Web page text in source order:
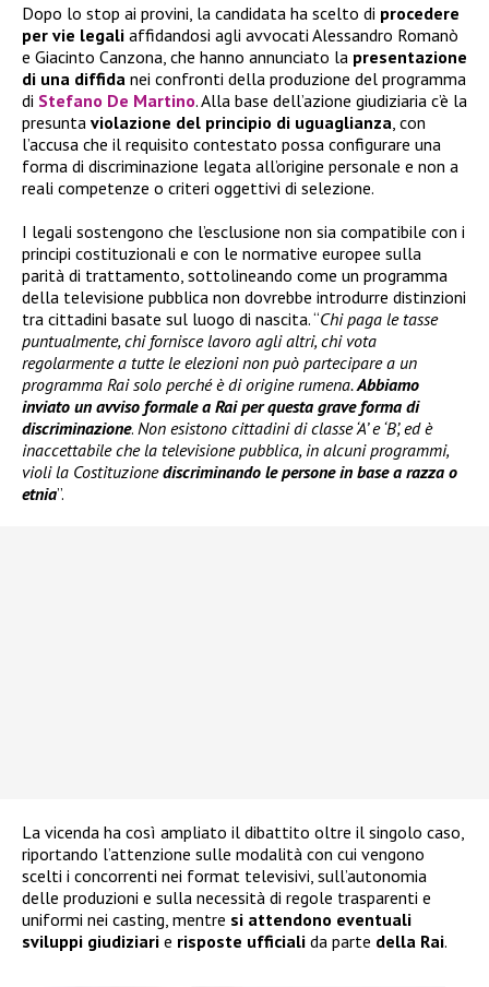
Dopo lo stop ai provini, la candidata ha scelto di procedere
per vie legali affidandosi agli avvocati Alessandro Romanò
e Giacinto Canzona, che hanno annunciato la presentazione
di una diffida nei confronti della produzione del programma
di Stefano De Martino. Alla base dell’azione giudiziaria c’è la
presunta violazione del principio di uguaglianza , con
l’accusa che il requisito contestato possa configurare una
forma di discriminazione legata all’origine personale e non a
reali competenze o criteri oggettivi di selezione.
I legali sostengono che l’esclusione non sia compatibile con i
principi costituzionali e con le normative europee sulla
parità di trattamento, sottolineando come un programma
della televisione pubblica non dovrebbe introdurre distinzioni
tra cittadini basate sul luogo di nascita. “Chi paga le tasse
puntualmente, chi fornisce lavoro agli altri, chi vota
regolarmente a tutte le elezioni non può partecipare a un
programma Rai solo perché è di origine rumena.Abbiamo
inviato un avviso formale a Rai per questa grave forma di
discriminazione. Non esistono cittadini di classe ‘A’ e ‘B’, ed è
inaccettabile che la televisione pubblica, in alcuni programmi,
violi la Costituzionediscriminando le persone in base a razza o
etnia”.
La vicenda ha così ampliato il dibattito oltre il singolo caso,
riportando l’attenzione sulle modalità con cui vengono
scelti i concorrenti nei format televisivi, sull’autonomia
delle produzioni e sulla necessità di regole trasparenti e
uniformi nei casting, mentre si attendono eventuali
sviluppi giudiziari e risposte ufficiali da parte della Rai.